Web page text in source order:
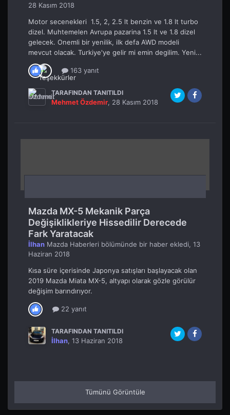
28 Kasım 2018
Motor secenekleri 1.5, 2, 2.5 lt benzin ve 1.8 lt turbo
dizel. Muhtemelen Avrupa pazarina 1.5 lt ve 1.8 dizel
gelecek. Onemli bir yenilik, ilk defa AWD modeli
mevcut olacak. Turkiye'ye gelir mi emin degilim. Yeni...
163 yanıt
TARAFINDAN TANITILDI
Mehmet Özdemir, 28 Kasım 2018
Mazda MX-5 Mekanik Parça
Değişiklikleriye Hissedilir Derecede
Fark Yaratacak
İlhan Mazda Haberleri bölümünde bir haber ekledi, 13
Haziran 2018
Kısa süre içerisinde Japonya satışları başlayacak olan
2019 Mazda Miata MX-5, altyapı olarak gözle görülür
değişim barındırıyor.
22 yanıt
TARAFINDAN TANITILDI
İlhan, 13 Haziran 2018
Tümünü Görüntüle